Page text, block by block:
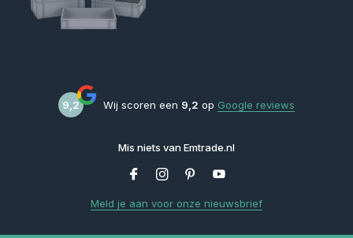
9,2 Wij scoren een 9,2 op Google reviews
Mis niets van Emtrade.nl
Meld je aan voor onze nieuwsbrief